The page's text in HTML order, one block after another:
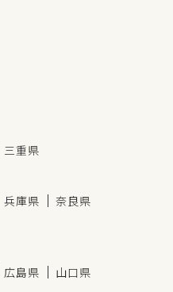
三重県
兵庫県
奈良県
広島県 山口県